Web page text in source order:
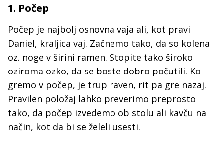
1. Počep
Počep je najbolj osnovna vaja ali, kot pravi
Daniel, kraljica vaj. Začnemo tako, da so kolena
oz. noge v širini ramen. Stopite tako široko
oziroma ozko, da se boste dobro počutili. Ko
gremo v počep, je trup raven, rit pa gre nazaj.
Pravilen položaj lahko preverimo preprosto
tako, da počep izvedemo ob stolu ali kavču na
način, kot da bi se želeli usesti.